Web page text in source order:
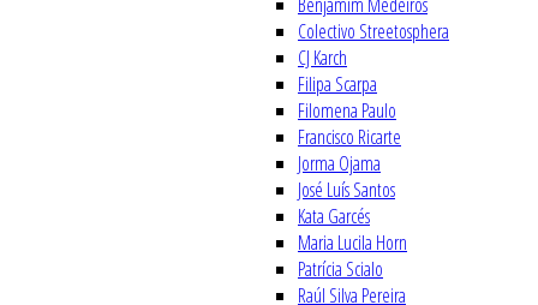
Benjamim Medeiros
Colectivo Streetosphera
CJ Karch
Filipa Scarpa
Filomena Paulo
Francisco Ricarte
Jorma Ojama
José Luís Santos
Kata Garcés
Maria Lucila Horn
Patrícia Scialo
Raúl Silva Pereira